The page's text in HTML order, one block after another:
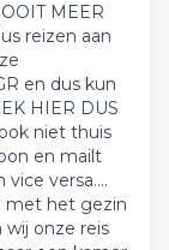
MEER
reizen aan
en dus kun
HIER DUS
niet thuis
en mailt
versa....
met het gezin
onze reis